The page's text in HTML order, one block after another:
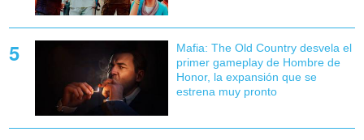
Mafia: The Old Country desvela el
primer gameplay de Hombre de
Honor, la expansión que se
estrena muy pronto